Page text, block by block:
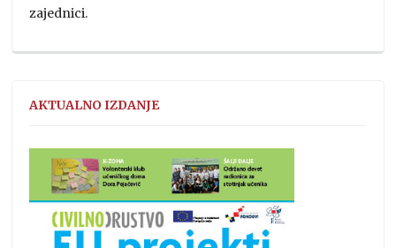
zajednici.
AKTUALNO IZDANJE